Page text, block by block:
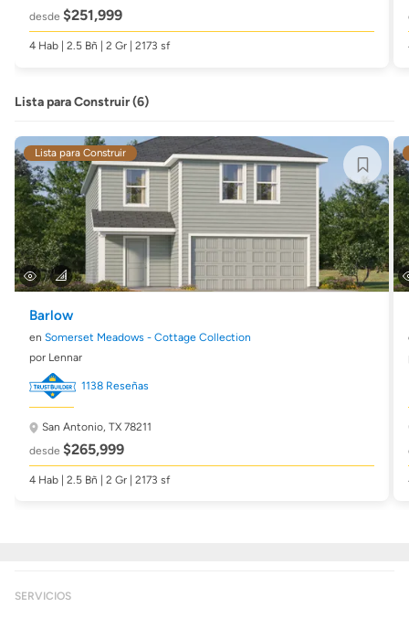
desde $251,999
4 Hab | 2.5 Bñ | 2 Gr | 2173 sf
Lista para Construir (6)
Lista para Construir
Barlow
en Somerset Meadows - Cottage Collection
por Lennar
1138 Reseñas
San Antonio, TX 78211
desde $265,999
4 Hab | 2.5 Bñ | 2 Gr | 2173 sf
SERVICIOS